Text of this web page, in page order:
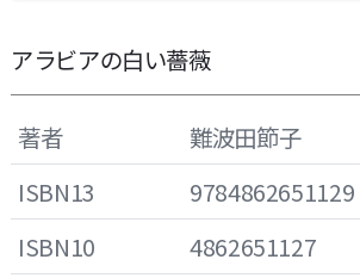
アラビアの白い薔薇
著者
難波田節子
ISBN13
9784862651129
ISBN10
4862651127